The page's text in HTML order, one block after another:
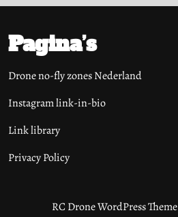
Pagina’s
Drone no-fly zones Nederland
Instagram link-in-bio
Link library
Privacy Policy
RC Drone WordPress Theme